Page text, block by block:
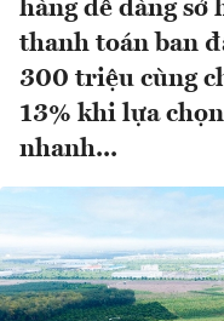
hàng dễ dàng sở
thanh toán ban
300 triệu cùng
13% khi lựa
nhanh...